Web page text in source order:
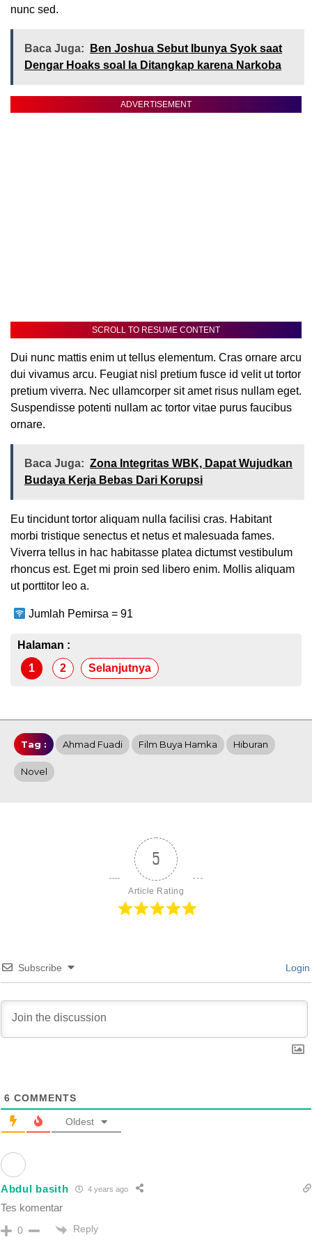
nunc sed.
Baca Juga:
Ben Joshua Sebut Ibunya Syok saat
Dengar Hoaks soal Ia Ditangkap karena Narkoba
ADVERTISEMENT
SCROLL TO RESUME CONTENT
Dui nunc mattis enim ut tellus elementum. Cras ornare arcu
dui vivamus arcu. Feugiat nisl pretium fusce id velit ut tortor
pretium viverra. Nec ullamcorper sit amet risus nullam eget.
Suspendisse potenti nullam ac tortor vitae purus faucibus
ornare.
Baca Juga: Zona Integritas WBK, Dapat Wujudkan
Budaya Kerja Bebas Dari Korupsi
Eu tincidunt tortor aliquam nulla facilisi cras. Habitant
morbi tristique senectus et netus et malesuada fames.
Viverra tellus in hac habitasse platea dictumst vestibulum
rhoncus est. Eget mi proin sed libero enim. Mollis aliquam
ut porttitor leo a.
Jumlah Pemirsa = 91
Halaman :
1
2 Selanjutnya
Tag : Ahmad Fuadi Film Buya Hamka Hiburan
Novel
5
Article Rating
Subscribe Login
6 COMMENTS
Oldest
Abdul basith 4 years ago
Tes komentar
0 Reply